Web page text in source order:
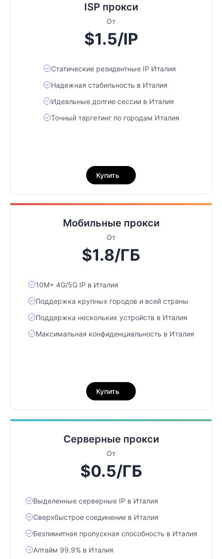
ISP прокси
От
$1.5/IP
Статические резидентные IP Италия
Надежная стабильность в Италия
Идеальные долгие сессии в Италия
Точный таргетинг по городам Италия
Купить
Мобильные прокси
От
$1.8/ГБ
10М+ 4G/5G IP в Италия
Поддержка крупных городов и всей страны
Поддержка нескольких устройств в Италия
Максимальная конфиденциальность в Италия
Купить
Серверные прокси
От
$0.5/ГБ
Выделенные серверные IP в Италия
Сверхбыстрое соединение в Италия
Безлимитная пропускная способность в Италия
Аптайм 99.9% в Италия